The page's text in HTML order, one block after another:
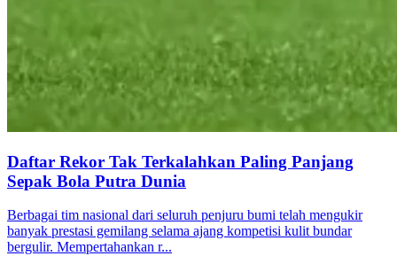
Daftar Rekor Tak Terkalahkan Paling Panjang
Sepak Bola Putra Dunia
Berbagai tim nasional dari seluruh penjuru bumi telah mengukir
banyak prestasi gemilang selama ajang kompetisi kulit bundar
bergulir. Mempertahankan r...